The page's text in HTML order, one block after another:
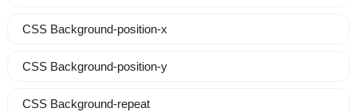
CSS Background-position-x
CSS Background-position-y
CSS Background-repeat